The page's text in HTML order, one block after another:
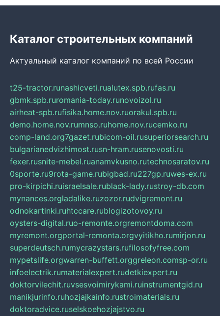
Каталог строительных компаний
Актуальный каталог компаний по всей России
t25-tractor.runashicveti.rualutex.spb.rufas.ru
gbmk.spb.ruromania-today.runovoizol.ru
airheat-spb.rufisika.home.nov.ruorakul.spb.ru
demo.home.nov.rumnso.ruhome.nov.rucemko.ru
comp-land.org7gazet.rubicom-oil.rusuperiorsearch.ru
bulgarianedvizhimost.rusn-hram.rusenovosti.ru
fexer.rusnite-mebel.ruanamvkusno.rutechnosaratov.ru
0sporte.ru9rota-game.rubigbad.ru227gp.ruwes-ex.ru
pro-kirpichi.ruisraelsale.rublack-lady.rustroy-db.com
mynances.orgladalike.ruzozor.rudvigremont.ru
odnokartinki.ruhtccare.rublogizotovoy.ru
oysters-digital.ruo-remonte.orgremontdoma.com
myremont.orgportal-remonta.orgvyitikho.rumirjon.ru
superdeutsch.rumycrazystars.rufilosofyfree.com
mypetslife.orgwarren-buffett.orggreleon.comsp-or.ru
infoelectrik.rumaterialexpert.rudetkiexpert.ru
doktorvilechit.ruvsesvoimirykami.ruinstrumentgid.ru
manikjurinfo.ruhozjajkainfo.rustroimaterials.ru
doktoradvice.ruselskoehozjajstvo.ru